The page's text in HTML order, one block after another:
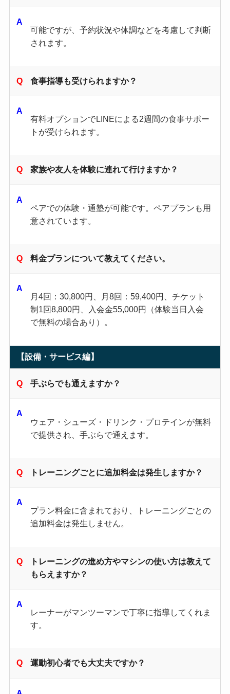
可能ですが、予約状況や体調などを考慮して判断
されます。
食事指導も受けられますか？
有料オプションでLINEによる2週間の食事サポー
トが受けられます。
家族や友人を体験に連れて行けますか？
ペアでの体験・通塾が可能です。ペアプランも用
意されています。
料金プランについて教えてください。
月4回：30,800円、月8回：59,400円、チケット
制1回8,800円、入会金55,000円（体験当日入会
で無料の場合あり）。
【設備・サービス編】
手ぶらでも通えますか？
ウェア・シューズ・ドリンク・プロテインが無料
で提供され、手ぶらで通えます。
トレーニングごとに追加料金は発生しますか？
プラン料金に含まれており、トレーニングごとの
追加料金は発生しません。
トレーニングの進め方やマシンの使い方は教えて
もらえますか？
レーナーがマンツーマンで丁寧に指導してくれま
す。
運動初心者でも大丈夫ですか？